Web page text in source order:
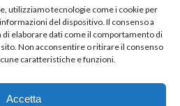
utilizziamo tecnologie come i cookie per
del dispositivo. Il consenso a
elaborare dati come il comportamento di
Non acconsentire o ritirare il consenso
caratteristiche e funzioni.
Accetta
born inMaMaStudiOs